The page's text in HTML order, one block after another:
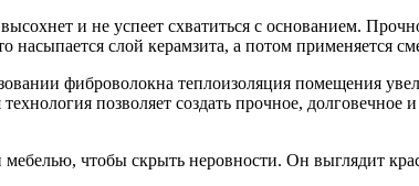
и не успеет схватиться с основанием.
насыпается слой керамзита, а потом применяется
фиброволокна теплоизоляция помещения
позволяет создать прочное,
мебелью, чтобы скрыть неровности. Он выглядит